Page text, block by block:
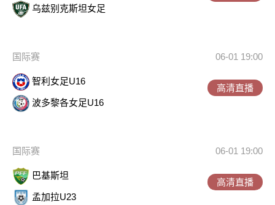
乌兹别克斯坦女足
国际赛 06-01 19:00
智利女足U16
波多黎各女足U16
高清直播
国际赛 06-01 19:00
巴基斯坦
孟加拉U23
高清直播